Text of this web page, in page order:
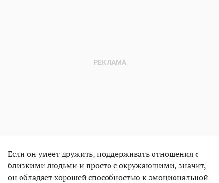
Если он умеет дружить, поддерживать отношения с
близкими людьми и просто с окружающими, значит,
он обладает хорошей способностью к эмоциональной